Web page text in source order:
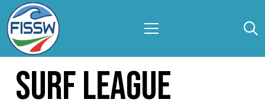
SURF LEAGUE